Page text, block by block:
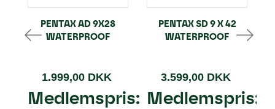
PENTAX AD 9X28
WATERPROOF
1.999,00 DKK
Medlemspris:
PENTAX SD 9 X 42
WATERPROOF
3.599,00 DKK
Medlemspris: